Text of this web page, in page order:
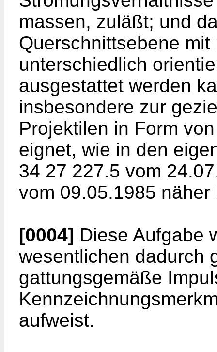
massen, zuläßt; und
Querschnittsebene
unterschiedlich
ausgestattet werden
insbesondere zur
Projektilen in Form
eignet, wie in den
34 27 227.5 vom
vom 09.05.1985
[0004] Diese Aufgabe
wesentlichen dadurch
gattungsgemäße
aufweist.